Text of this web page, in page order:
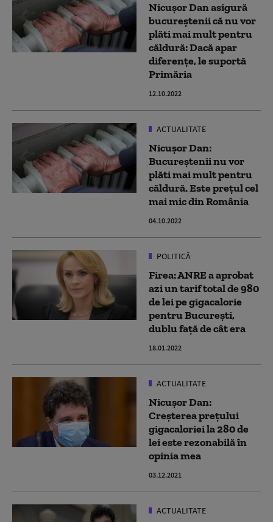
Nicușor Dan asigură
bucureștenii că nu vor
plăti mai mult pentru
căldură: Dacă apar
diferențe, le suportă
Primăria
12.10.2022
ACTUALITATE
Nicuşor Dan:
Bucureştenii nu vor
plăti mai mult pentru
căldură. Este prețul cel
mai mic din România
04.10.2022
POLITICĂ
Firea: ANRE a aprobat
azi un tarif total de 980
de lei pe gigacalorie
pentru Bucureşti,
dublu față de cât era
18.01.2022
ACTUALITATE
Nicușor Dan:
Creșterea prețului
gigacaloriei la 280 de
lei este rezonabilă în
opinia mea
03.12.2021
ACTUALITATE